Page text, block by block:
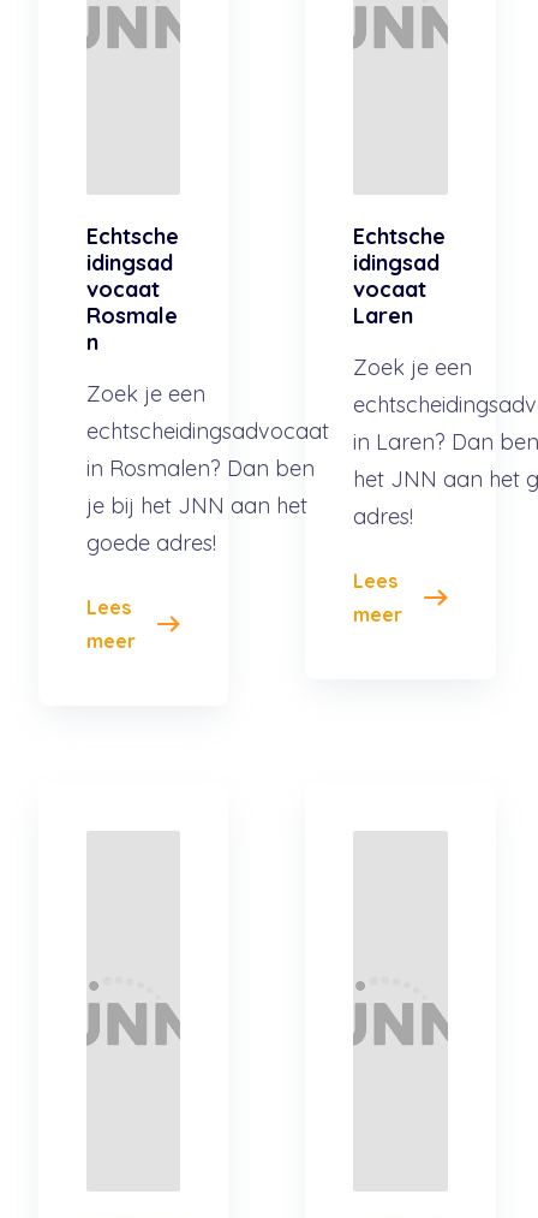
Echtsche
idingsad
vocaat
Rosmale
n
Zoek je een
echtscheidingsadvocaat
in Rosmalen? Dan ben
je bij het JNN aan het
goede adres!
Lees
meer
Echtsche
idingsad
vocaat
Laren
Zoek je een
in Laren? Dan
het JNN aan het
adres!
Lees
meer